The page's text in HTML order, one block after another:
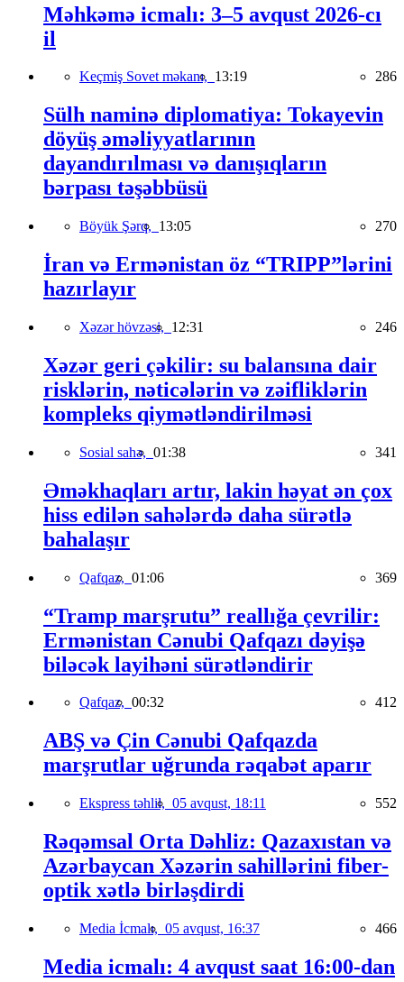
Məhkəmə icmalı: 3–5 avqust 2026-cı
il
Keçmiş Sovet məkanı, 13:19 286
Sülh naminə diplomatiya: Tokayevin
döyüş əməliyyatlarının
dayandırılması və danışıqların
bərpası təşəbbüsü
Böyük Şərq, 13:05 270
İran və Ermənistan öz “TRIPP”lərini
hazırlayır
Xəzər hövzəsi, 12:31 246
Xəzər geri çəkilir: su balansına dair
risklərin, nəticələrin və zəifliklərin
kompleks qiymətləndirilməsi
Sosial sahə, 01:38 341
Əməkhaqları artır, lakin həyat ən çox
hiss edilən sahələrdə daha sürətlə
bahalaşır
Qafqaz, 01:06 369
“Tramp marşrutu” reallığa çevrilir:
Ermənistan Cənubi Qafqazı dəyişə
biləcək layihəni sürətləndirir
Qafqaz, 00:32 412
ABŞ və Çin Cənubi Qafqazda
marşrutlar uğrunda rəqabət aparır
Ekspress təhlil, 05 avqust, 18:11 552
Rəqəmsal Orta Dəhliz: Qazaxıstan və
Azərbaycan Xəzərin sahillərini fiber-
optik xətlə birləşdirdi
Media İcmalı, 05 avqust, 16:37 466
Media icmalı: 4 avqust saat 16:00-dan